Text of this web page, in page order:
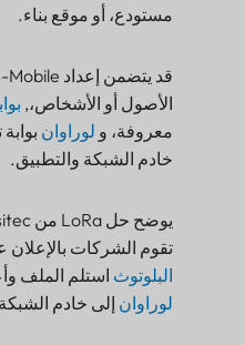
مستودع، أو موقع بناء.
قد يتضمن إعداد B-Mobile ما يلي
الأصول أو الأشخاص،,
معروفة، و لوراوان
خادم الشبكة والتطبيق.
يوضح حل LoRa من Lansitec هذا التدفق بوضوح:
تقوم الشركات
البلوتوث استلم الملف
لوراوان إلى خادم